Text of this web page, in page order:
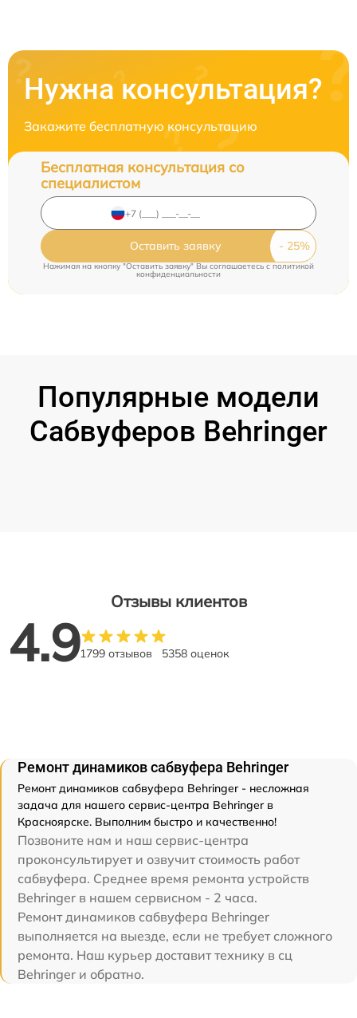
Нужна консультация?
Закажите бесплатную консультацию
Бесплатная консультация со
специалистом
Оставить заявку
Нажимая на кнопку "Оставить заявку" Вы соглашаетесь c политикой
конфиденциальности
Популярные модели
Сабвуферов Behringer
Отзывы клиентов
4.91799 отзывов 5358 оценок
Ремонт динамиков сабвуфера Behringer
Ремонт динамиков сабвуфера Behringer - несложная
задача для нашего сервис-центра Behringer в
Красноярске. Выполним быстро и качественно!
Позвоните нам и наш сервис-центра
проконсультирует и озвучит стоимость работ
сабвуфера. Среднее время ремонта устройств
Behringer в нашем сервисном - 2 часа.
Ремонт динамиков сабвуфера Behringer
выполняется на выезде, если не требует сложного
ремонта. Наш курьер доставит технику в сц
Behringer и обратно.